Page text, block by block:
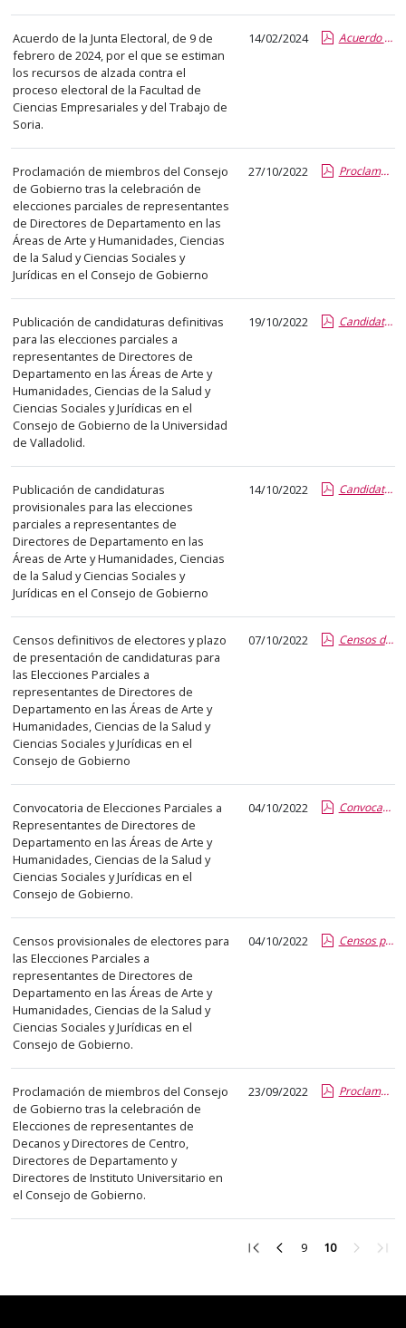
la
primera
columna
el
anuncio,
en
la
segunda
columna
de
publicación,
en
la
última
columna
el
enlace
que
abre
un
PDF
con
el
detalle
del
anuncio
completo.
Acuerdo de la Junta Electoral, de 9 de
febrero de 2024, por el que se estiman
los recursos de alzada contra el
proceso electoral de la Facultad de
Ciencias Empresariales y del Trabajo de
Soria.
14/02/2024 Acuerdo de la Junta Electoral.pdf
Proclamación de miembros del Consejo
de Gobierno tras la celebración de
elecciones parciales de representantes
de Directores de Departamento en las
Áreas de Arte y Humanidades, Ciencias
de la Salud y Ciencias Sociales y
Jurídicas en el Consejo de Gobierno
27/10/2022 Proclamación miembros CG.pdf
Publicación de candidaturas definitivas
para las elecciones parciales a
representantes de Directores de
Departamento en las Áreas de Arte y
Humanidades, Ciencias de la Salud y
Ciencias Sociales y Jurídicas en el
Consejo de Gobierno de la Universidad
de Valladolid.
19/10/2022 Candidaturas definitivas.pdf
Publicación de candidaturas
provisionales para las elecciones
parciales a representantes de
Directores de Departamento en las
Áreas de Arte y Humanidades, Ciencias
de la Salud y Ciencias Sociales y
Jurídicas en el Consejo de Gobierno
14/10/2022 Candidaturas provisionales.pdf
Censos definitivos de electores y plazo
de presentación de candidaturas para
las Elecciones Parciales a
representantes de Directores de
Departamento en las Áreas de Arte y
Humanidades, Ciencias de la Salud y
Ciencias Sociales y Jurídicas en el
Consejo de Gobierno
07/10/2022 Censos definitivos.pdf
Convocatoria de Elecciones Parciales a
Representantes de Directores de
Departamento en las Áreas de Arte y
Humanidades, Ciencias de la Salud y
Ciencias Sociales y Jurídicas en el
Consejo de Gobierno.
04/10/2022 Convocatoria Elecciones Parciales.pdf
Censos provisionales de electores para
las Elecciones Parciales a
representantes de Directores de
Departamento en las Áreas de Arte y
Humanidades, Ciencias de la Salud y
Ciencias Sociales y Jurídicas en el
Consejo de Gobierno.
04/10/2022 Censos provisionales.pdf
Proclamación de miembros del Consejo
de Gobierno tras la celebración de
Elecciones de representantes de
Decanos y Directores de Centro,
Directores de Departamento y
Directores de Instituto Universitario en
el Consejo de Gobierno.
23/09/2022 Proclamación de miembros.pdf
Ir
primera
Ir
página
9Ir
página
10
Ir
página
Ir